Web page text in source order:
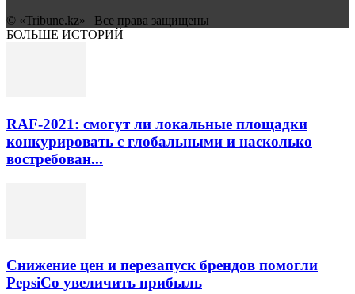
© «Tribune.kz» | Все права защищены
БОЛЬШЕ ИСТОРИЙ
RAF-2021: смогут ли локальные площадки
конкурировать с глобальными и насколько
востребован...
Снижение цен и перезапуск брендов помогли
PepsiCo увеличить прибыль